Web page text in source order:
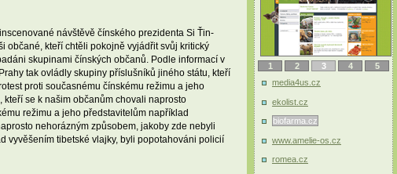
návštěvě čínského prezidenta Si Ťin-
občané, kteří chtěli pokojně vyjádřit svůj kritický
skupinami čínských občanů. Podle informací v
tak ovládly skupiny příslušníků jiného státu, kteří
proti současnému čínskému režimu a jeho
se k našim občanům chovali naprosto
režimu a jeho představitelům například
nehorázným způsobem, jakoby zde nebyli
vyvěšením tibetské vlajky, byli popotahováni policií
1 2 3 4
5
media4us.cz
ekolist.cz
biofarma.cz
www.amelie-os.cz
romea.cz